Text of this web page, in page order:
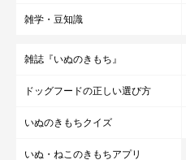
雑学・豆知識
雑誌『いぬのきもち』
ドッグフードの正しい選び方
いぬのきもちクイズ
いぬ・ねこのきもちアプリ